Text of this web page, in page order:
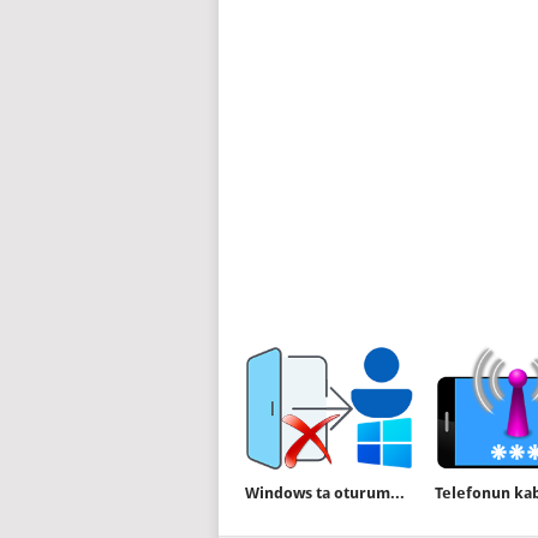
Windows ta oturumu kapat seçeneği nasıl kaldırılır